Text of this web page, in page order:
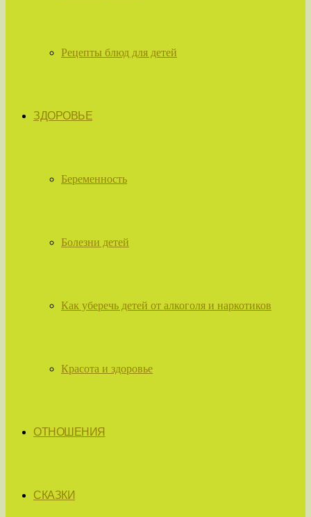
Рецепты блюд для детей
ЗДОРОВЬЕ
Беременность
Болезни детей
Как уберечь детей от алкоголя и наркотиков
Красота и здоровье
ОТНОШЕНИЯ
СКАЗКИ